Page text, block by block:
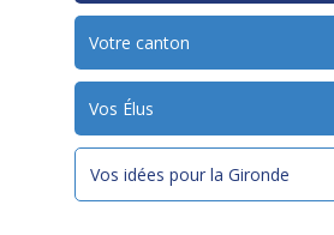
Votre canton
Vos Élus
Vos idées pour la Gironde